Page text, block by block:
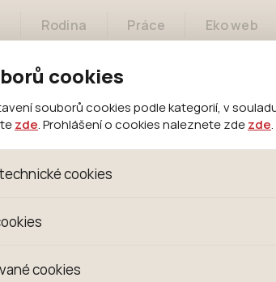
cookies
souborů cookies podle kategorií, v
zde. Prohlášení o cookies naleznete zde zde.
cookies
které jsou nezbytné ke správnému
mimo jiné k ukládání produktů v nákupním
skriptem společnosti Google
se již nejedná o osobní údaje, protože
cookies
Rodina Práce Eko web